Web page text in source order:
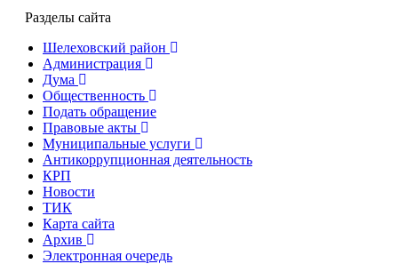
Разделы сайта
Шелеховский район
Администрация
Дума
Общественность
Подать обращение
Правовые акты
Муниципальные услуги
Антикоррупционная деятельность
КРП
Новости
ТИК
Карта сайта
Архив
Электронная очередь